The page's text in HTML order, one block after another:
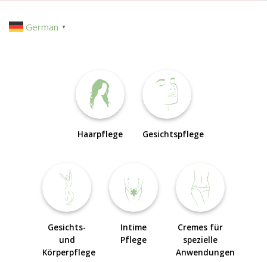
German ▼
Haarpflege Gesichtspflege
Gesichts-
und
Körperpflege
Intime
Pflege
Cremes für
spezielle
Anwendungen